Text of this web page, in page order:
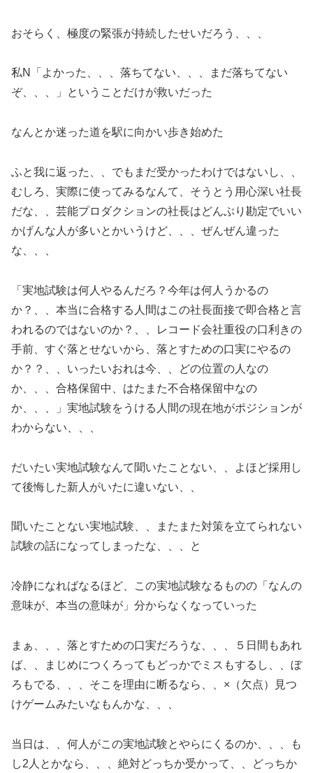
おそらく、極度の緊張が持続したせいだろう、、、
私N「よかった、、、落ちてない、、、まだ落ちてない
ぞ、、、」ということだけが救いだった
なんとか迷った道を駅に向かい歩き始めた
ふと我に返った、、でもまだ受かったわけではないし、、
むしろ、実際に使ってみるなんて、そうとう用心深い社長
だな、、芸能プロダクションの社長はどんぶり勘定でいい
かげんな人が多いとかいうけど、、、ぜんぜん違った
な、、、
「実地試験は何人やるんだろ？今年は何人うかるの
か？、、本当に合格する人間はこの社長面接で即合格と言
われるのではないのか？、、レコード会社重役の口利きの
手前、すぐ落とせないから、落とすための口実にやるの
か？？、、いったいおれは今、、どの位置の人なの
か、、、合格保留中、はたまた不合格保留中なの
か、、、」実地試験をうける人間の現在地がポジションが
わからない、、、
だいたい実地試験なんて聞いたことない、、よほど採用し
て後悔した新人がいたに違いない、、
聞いたことない実地試験、、またまた対策を立てられない
試験の話になってしまったな、、、と
冷静になればなるほど、この実地試験なるものの「なんの
意味が、本当の意味が」分からなくなっていった
まぁ、、、落とすための口実だろうな、、、５日間もあれ
ば、、まじめにつくろってもどっかでミスもするし、、ぼ
ろもでる、、、そこを理由に断るなら、、×（欠点）見つ
けゲームみたいなもんかな、、、
当日は、、何人がこの実地試験とやらにくるのか、、、も
し2人とかなら、、、絶対どっちか受かって、、どっちか